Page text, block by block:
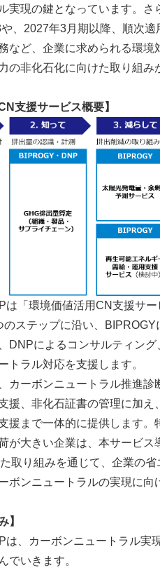
実現の鍵となっています。
や、2027年3月期以降、順次
など、企業に求められる環
の非化石化に向けた取り組み
支援サービス概要】
は「環境価値活用CN支援サー
のステップに沿い、
DNPによるコンサルティン
トラル対応を支援します。
カーボンニュートラル推進
援、非化石証書の管理に加
援まで一体的に提供します
が大きい企業は、本サービ
取り組みを通じて、企業の
ボンニュートラルの実現に向
】
は、カーボンニュートラル実
でいきます。